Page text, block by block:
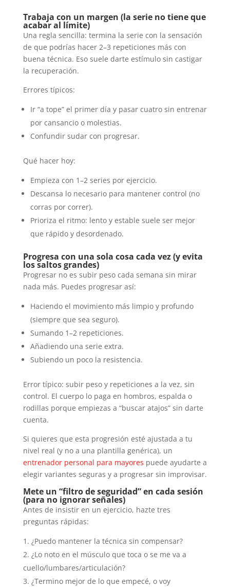
Trabaja con un margen (la serie no tiene que
acabar al límite)
Una regla sencilla: termina la serie con la sensación
de que podrías hacer 2–3 repeticiones más con
buena técnica. Eso suele darte estímulo sin castigar
la recuperación.
Errores típicos:
Ir “a tope” el primer día y pasar cuatro sin entrenar
por cansancio o molestias.
Confundir sudar con progresar.
Qué hacer hoy:
Empieza con 1–2 series por ejercicio.
Descansa lo necesario para mantener control (no
corras por correr).
Prioriza el ritmo: lento y estable suele ser mejor
que rápido y desordenado.
Progresa con una sola cosa cada vez (y evita
los saltos grandes)
Progresar no es subir peso cada semana sin mirar
nada más. Puedes progresar así:
Haciendo el movimiento más limpio y profundo
(siempre que sea seguro).
Sumando 1–2 repeticiones.
Añadiendo una serie extra.
Subiendo un poco la resistencia.
Error típico: subir peso y repeticiones a la vez, sin
control. El cuerpo lo paga en hombros, espalda o
rodillas porque empiezas a “buscar atajos” sin darte
cuenta.
Si quieres que esta progresión esté ajustada a tu
nivel real (y no a una plantilla genérica), un
entrenador personal para mayores puede ayudarte a
elegir variantes seguras y a progresar sin improvisar.
Mete un “filtro de seguridad” en cada sesión
(para no ignorar señales)
Antes de insistir en un ejercicio, hazte tres
preguntas rápidas:
¿Puedo mantener la técnica sin compensar?
¿Lo noto en el músculo que toca o se me va a
cuello/lumbares/articulación?
¿Termino mejor de lo que empecé, o voy